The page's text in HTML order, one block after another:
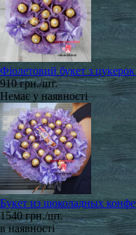
Фіолетовий букет з
910 грн./шт.
Немає у наявності
Букет из шоколадных
1540 грн./шт.
в наявності